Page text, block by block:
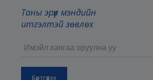
Таны эрүүл мэндийн
итгэлтэй зөвлөх